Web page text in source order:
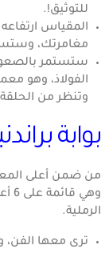
للتوثيق!.
مغامرتك،
وتنظر من
بوابة
من ضمن أعلى
الرملية.
ترى معها الفن،